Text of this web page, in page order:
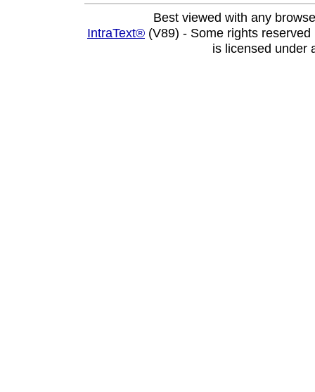
Best viewed with any
IntraText® (V89) - Some rights
is licensed under